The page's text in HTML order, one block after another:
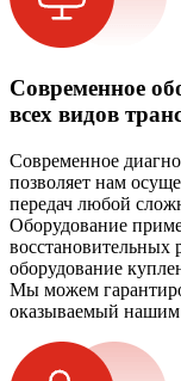
Современное
всех видов
Современное
позволяет нам
передач любой
Оборудование
восстановительных
оборудование
Мы можем
оказываемый нашим